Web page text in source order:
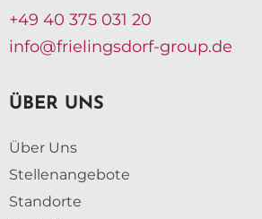
+49 40 375 031 20
info@frielingsdorf-group.de
ÜBER UNS
Über Uns
Stellenangebote
Standorte